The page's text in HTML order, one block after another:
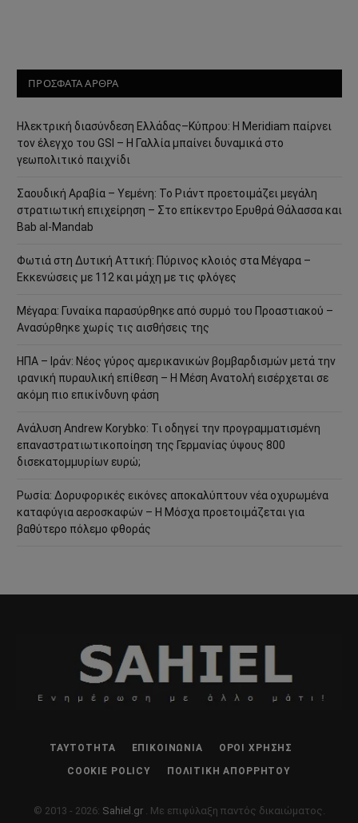
ΠΡΟΣΦΑΤΑ ΑΡΘΡΑ
Ηλεκτρική διασύνδεση Ελλάδας–Κύπρου: Η Meridiam παίρνει
τον έλεγχο του GSI – Η Γαλλία μπαίνει δυναμικά στο
γεωπολιτικό παιχνίδι
Σαουδική Αραβία – Υεμένη: Το Ριάντ προετοιμάζει μεγάλη
στρατιωτική επιχείρηση – Στο επίκεντρο Ερυθρά Θάλασσα και
Bab al-Mandab
Φωτιά στη Δυτική Αττική: Πύρινος κλοιός στα Μέγαρα –
Εκκενώσεις με 112 και μάχη με τις φλόγες
Μέγαρα: Γυναίκα παρασύρθηκε από συρμό του Προαστιακού –
Ανασύρθηκε χωρίς τις αισθήσεις της
ΗΠΑ – Ιράν: Νέος γύρος αμερικανικών βομβαρδισμών μετά την
ιρανική πυραυλική επίθεση – Η Μέση Ανατολή εισέρχεται σε
ακόμη πιο επικίνδυνη φάση
Ανάλυση Andrew Korybko: Τι οδηγεί την προγραμματισμένη
επαναστρατιωτικοποίηση της Γερμανίας ύψους 800
δισεκατομμυρίων ευρώ;
Ρωσία: Δορυφορικές εικόνες αποκαλύπτουν νέα οχυρωμένα
καταφύγια αεροσκαφών – Η Μόσχα προετοιμάζεται για
βαθύτερο πόλεμο φθοράς
ΤΑΥΤΌΤΗΤΑ ΕΠΙΚΟΙΝΩΝΊΑ ΌΡΟΙ ΧΡΉΣΗΣ
COOKIE POLICY ΠΟΛΙΤΙΚΉ ΑΠΟΡΡΉΤΟΥ
© 2013 - 2026: Sahiel.gr . Με επιφύλαξη παντός δικαιώματος.